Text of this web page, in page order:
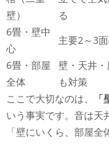
防音に100
堺市の戸建
家・向かな
防音リフ
のトータル
堺市で防音リフ
ンス重視の強み
壁）
る
6畳・壁中
心
主要2～3
6畳・部屋
全体
壁・天井
も対策
ここで大切なのは、
いう事実です。音は天
「壁にいくら、部屋